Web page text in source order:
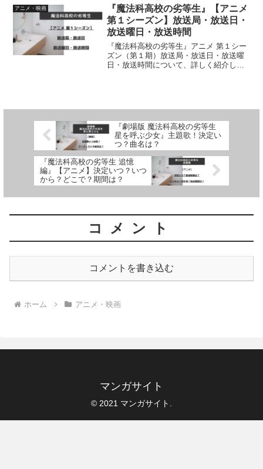
アニメ・映画
『魔法科高校の劣等生』【アニメ
第１シーズン】放送局・放送日・
放送曜日・放送時間
『魔法科高校の劣等生』アニメ 第１シー
ズン（第１期）放送局・放送日・放送曜
日・放送時間について、詳しく紹介して
『劇場版 魔法科高校の劣等生
星を呼ぶ少女』主題歌！決定い
つ？曲名は？
『魔法科高校の劣等生 追憶
編』【アニメ】決定いつ？いつ
から？どこで？期間は？
コメント
コメントを書き込む
ホーム アニメ・映画
マンガサイト
© 2021 マンガサイト.